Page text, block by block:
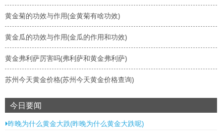
黄金菊的功效与作用(金黄菊有啥功效)
黄金瓜的功效与作用(金瓜的作用和功效)
黄金弗利萨厉害吗(弗利萨和黄金弗利萨)
苏州今天黄金价格(苏州今天黄金价格查询)
今日要闻
昨晚为什么黄金大跌(昨晚为什么黄金大跌呢)